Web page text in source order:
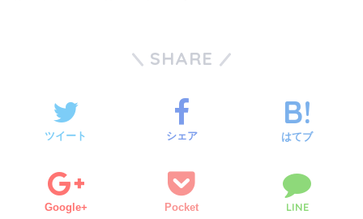
SHARE
ツイート シェア はてブ
Google+ Pocket LINE